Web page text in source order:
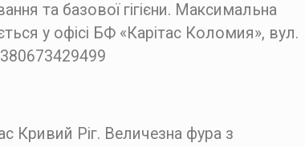
та базової гігієни. Максимальна
у офісі БФ «Карітас Коломия», вул.
Кривий Ріг. Величезна фура з